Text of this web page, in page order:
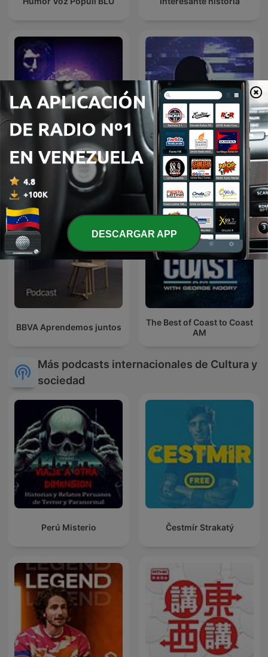
VM Granmisterio
Oculto tras la sombra
Juan Jesús Vallejo
BBVA Aprendemos juntos
The Best of Coast to Coast
AM
Más podcasts internacionales de Cultura y
sociedad
Perú Misterio Čestmír Strakatý
DESCARGAR APP